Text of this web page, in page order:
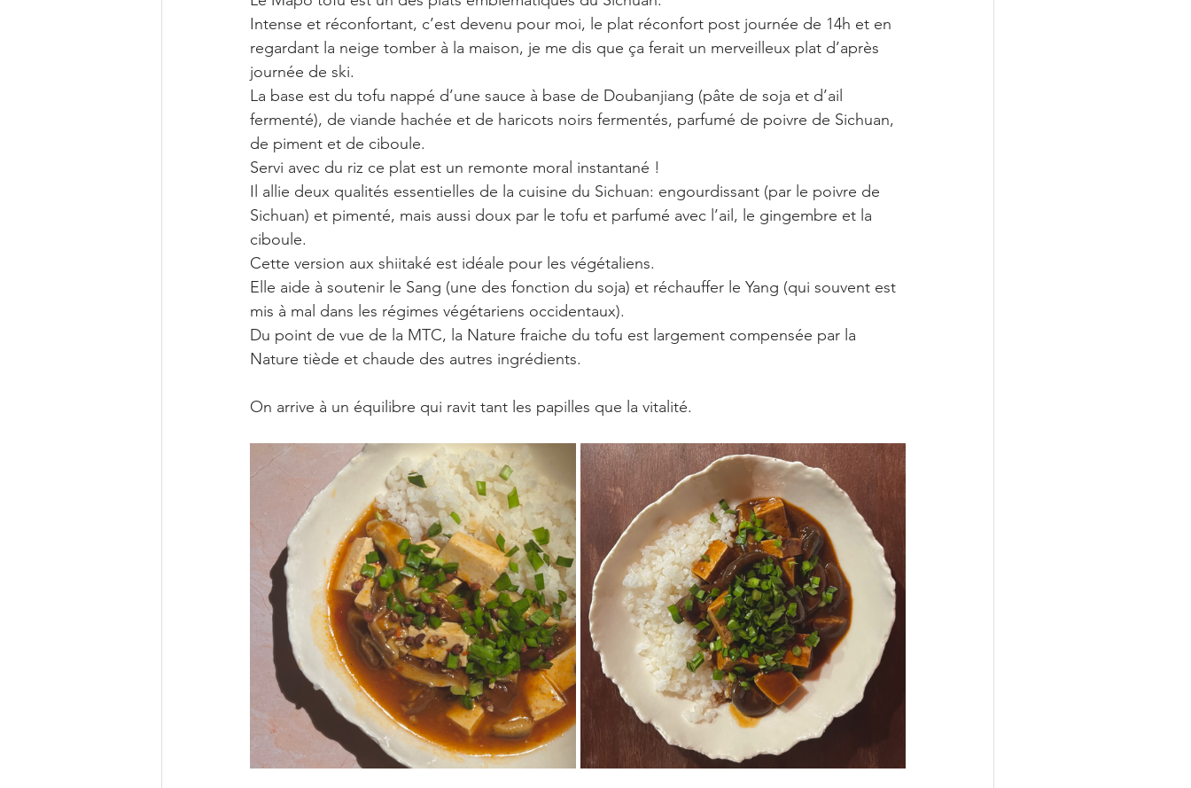
Intense et réconfortant, c’est devenu pour moi, le plat réconfort post journée de 14h et en
regardant la neige tomber à la maison, je me dis que ça ferait un merveilleux plat d’après
journée de ski.
La base est du tofu nappé d’une sauce à base de Doubanjiang (pâte de soja et d’ail
fermenté), de viande hachée et de haricots noirs fermentés, parfumé de poivre de Sichuan,
de piment et de ciboule.
Servi avec du riz ce plat est un remonte moral instantané !
Il allie deux qualités essentielles de la cuisine du Sichuan: engourdissant (par le poivre de
Sichuan) et pimenté, mais aussi doux par le tofu et parfumé avec l’ail, le gingembre et la
ciboule.
Cette version aux shiitaké est idéale pour les végétaliens.
Elle aide à soutenir le Sang (une des fonction du soja) et réchauffer le Yang (qui souvent est
mis à mal dans les régimes végétariens occidentaux).
Du point de vue de la MTC, la Nature fraiche du tofu est largement compensée par la
Nature tiède et chaude des autres ingrédients.
On arrive à un équilibre qui ravit tant les papilles que la vitalité.